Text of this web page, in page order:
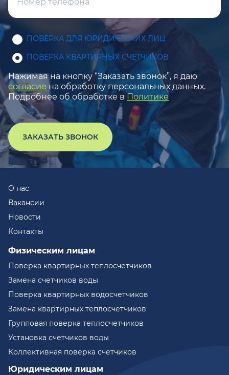
ПОВЕРКА ДЛЯ ЮРИДИЧЕСКИХ ЛИЦ
ПОВЕРКА КВАРТИРНЫХ СЧЕТЧИКОВ
Нажимая на кнопку “Заказать звонок”, я даю
согласие на обработку персональных данных.
Подробнее об обработке в Политике
ЗАКАЗАТЬ ЗВОНОК
О нас
Вакансии
Новости
Контакты
Физическим лицам
Поверка квартирных теплосчетчиков
Замена счетчиков воды
Поверка квартирных водосчетчиков
Замена квартирных теплосчетчиков
Групповая поверка теплосчетчиков
Установка счетчиков воды
Коллективная поверка счетчиков
Юридическим лицам